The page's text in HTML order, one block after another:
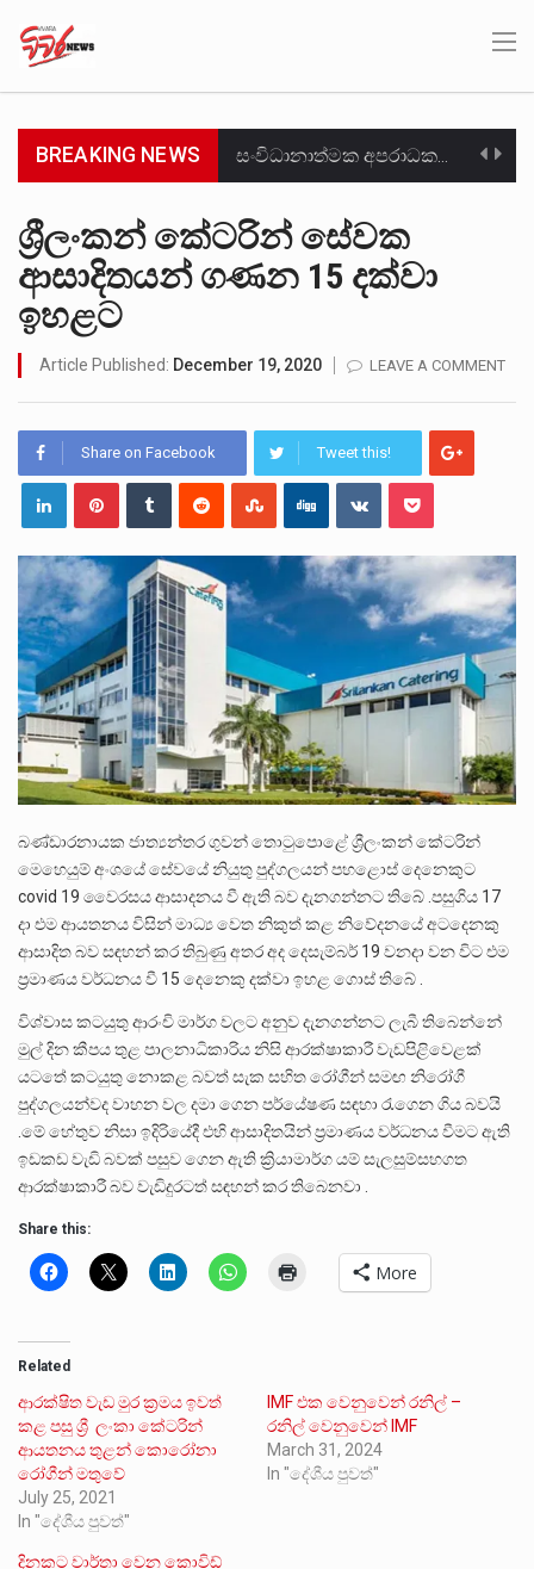
BREAKING NEWS සංවිධානාත්මක අපරාධකරුවකු වන ලොකු පැටිගේ ප්‍රධාන වෙඩික්කරු බවට සැක කරන ගිං ගඟේ ගිල්වා මරා දමා…
අගෝස්තු මස දෙවන ඉරිදා ලිට් රූම් සූම් සංවාදය පැවැත්වෙන්නේ "කතා කරන මහ වැව" නම් නකතාවක්…
ලාල් කාන්ත ඇමතිවරයා අධිකරණ විනිශ්චයකාරවරුන්ගේ විශ්‍රාම යෑමේ වයස සම්බන්ධයෙන් නිහඬව සිටින ලෙස තමාට දැනුම් දුන්…
මේ, දන්නා හඳුනන ලියන්නකුගේ නන්නාඳුනන අඩවියක සැරිසරා ලද ආස්වාදනීය මොහොතක සිංහාවලෝකනයකි .කෙටි කවියක දිගු බර…
ශ්‍රීලංකන් කේටරින් සේවක
ආසාදිතයන් ගණන 15 දක්වා
ඉහළට
Article Published: December 19, 2020 LEAVE A COMMENT
Share on Facebook Tweet this!
බණ්ඩාරනායක ජාත්‍යන්තර ගුවන් තොටුපොළේ ශ්‍රීලංකන් කේටරින්
මෙහෙයුම් අංශයේ සේවයේ නියුතු පුද්ගලයන් පහළොස් දෙනෙකුට
covid 19 වෛරසය ආසාදනය වී ඇති බව දැනගන්නට තිබේ .පසුගිය 17
දා එම ආයතනය විසින් මාධ්‍ය වෙත නිකුත් කළ නිවේදනයේ අටදෙනකු
ආසාදිත බව සඳහන් කර තිබුණු අතර අද දෙසැම්බර් 19 වනදා වන විට එම
ප්‍රමාණය වර්ධනය වී 15 දෙනෙකු දක්වා ඉහළ ගොස් තිබේ .
විශ්වාස කටයුතු ආරංචි මාර්ග වලට අනුව දැනගන්නට ලැබී තිබෙන්නේ
මුල් දින කීපය තුළ පාලනාධිකාරිය නිසි ආරක්ෂාකාරී වැඩපිළිවෙළක්
යටතේ කටයුතු නොකළ බවත් සැක සහිත රෝගීන් සමඟ නිරෝගී
පුද්ගලයන්වද වාහන වල දමා ගෙන පර්යේෂණ සඳහා රැගෙන ගිය බවයි
.මේ හේතුව නිසා ඉදිරියේදී එහි ආසාදිතයින් ප්‍රමාණය වර්ධනය වීමට ඇති
ඉඩකඩ වැඩි බවක් පසුව ගෙන ඇති ක්‍රියාමාර්ග යම් සැලසුම්සහගත
ආරක්ෂාකාරී බව වැඩිදුරටත් සඳහන් කර තිබෙනවා .
Share this:
More
Related
ආරක්ෂිත වැඩ මුර ක්‍රමය ඉවත්
කළ පසු ශ්‍රී ලංකා කේටරින්
ආයතනය තුළන් කොරෝනා
රෝගීන් මතුවේ
July 25, 2021
In "දේශීය පුවත්"
IMF එක වෙනුවෙන් රනිල් –
රනිල් වෙනුවෙන් IMF
March 31, 2024
In "දේශීය පුවත්"
දිනකට වාර්තා වෙන කොවිඩ්